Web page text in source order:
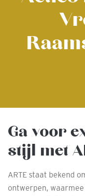
Ga voor
stijl met
ARTE staat bekend
ontwerpen,